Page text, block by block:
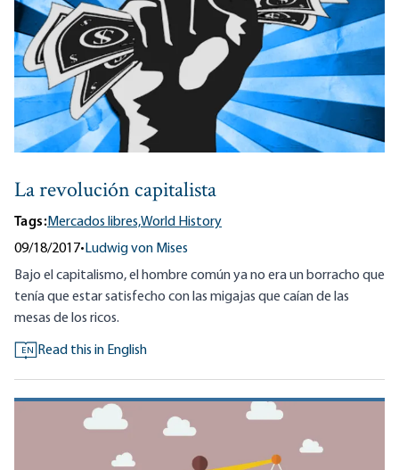
La revolución capitalista
Tags:Mercados libres,World History
09/18/2017• Ludwig von Mises
Bajo el capitalismo, el hombre común ya no era un borracho que
tenía que estar satisfecho con las migajas que caían de las
mesas de los ricos.
EN Read this in English